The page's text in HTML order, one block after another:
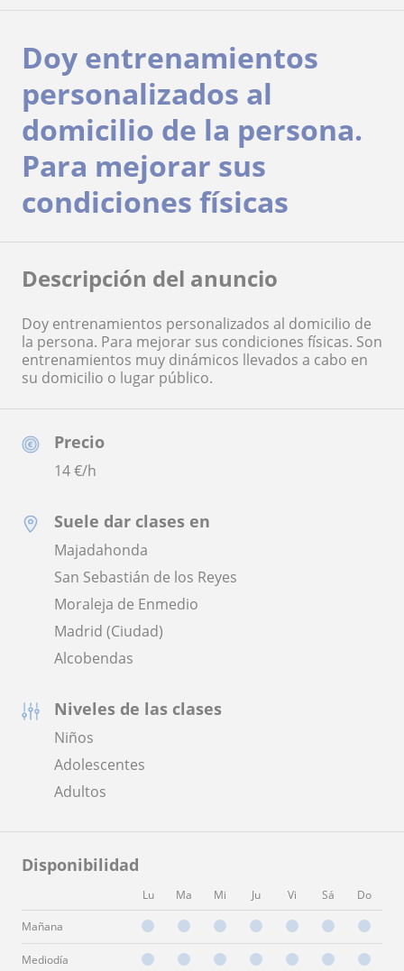
Precio
14€/h
Suele dar clases en
Majadahonda
San Sebastián de los Reyes
Moraleja de Enmedio
Madrid (Ciudad)
Alcobendas
Niveles de las clases
Niños
Adolescentes
Adultos
Disponibilidad
Lu Ma Mi Ju Vi Sá Do
Mañana
Mediodía
Doy entrenamientos
personalizados al
domicilio de la persona.
Para mejorar sus
condiciones físicas
Descripción del anuncio
Doy entrenamientos personalizados al domicilio de
la persona. Para mejorar sus condiciones físicas. Son
entrenamientos muy dinámicos llevados a cabo en
su domicilio o lugar público.